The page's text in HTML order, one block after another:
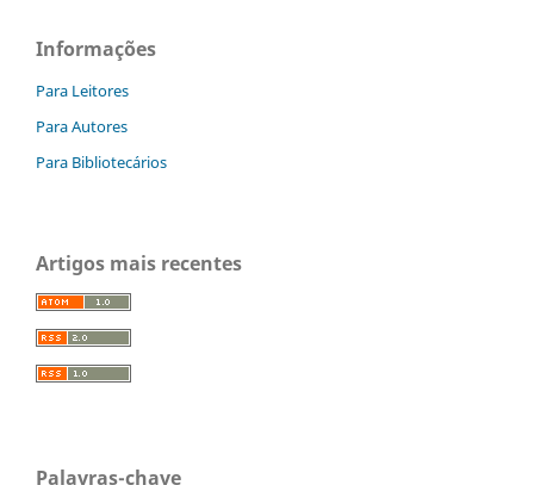
Informações
Para Leitores
Para Autores
Para Bibliotecários
Artigos mais recentes
Palavras-chave